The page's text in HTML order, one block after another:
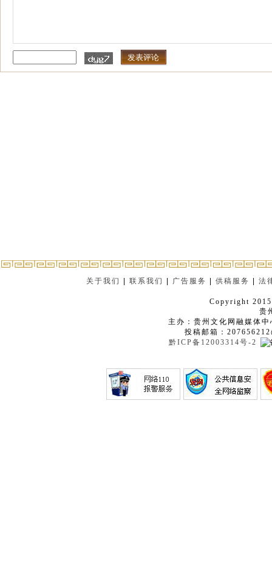
关于我们 |联系我们 广告服务 |供稿服务 |法
Copyright
贵
主办：贵州文化网融媒体
投稿邮箱：
黔ICP备12003314号-2